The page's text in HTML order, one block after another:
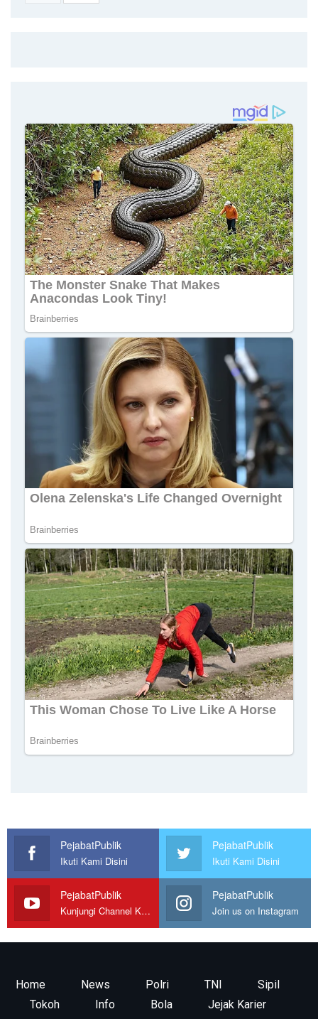
PejabatPublik
Ikuti Kami Disini
PejabatPublik
Ikuti Kami Disini
PejabatPublik
Kunjungi Channel Kami
PejabatPublik
Join us on Instagram
Home News Polri TNI
Sipil
Tokoh
Info Bola Jejak Karier